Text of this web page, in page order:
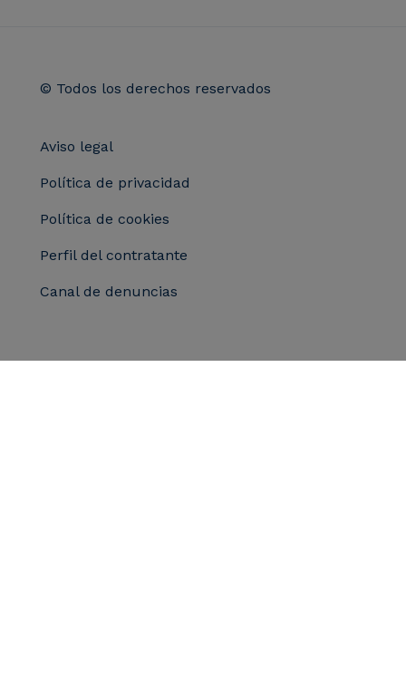
© Todos los derechos reservados
Aviso legal
Política de privacidad
Política de cookies
Perfil del contratante
Canal de denuncias